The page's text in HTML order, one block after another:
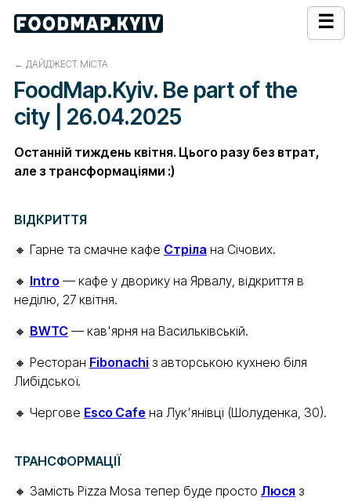
☰
← ДАЙДЖЕСТ МІСТА
FoodMap.Kyiv. Be part of the
city | 26.04.2025
Останній тиждень квітня. Цього разу без втрат,
але з трансформаціями :)
ВІДКРИТТЯ
🔸 Гарне та смачне кафе Стріла на Січових.
🔸 Intro — кафе у дворику на Ярвалу, відкриття в
неділю, 27 квітня.
🔸 BWTC — кав'ярня на Васильківській.
🔸 Ресторан Fibonachi з авторською кухнею біля
Либідської.
🔸 Чергове Esco Cafe на Лук'янівці (Шолуденка, 30).
ТРАНСФОРМАЦІЇ
🔸 Замість Pizza Mosa тепер буде просто Люся з